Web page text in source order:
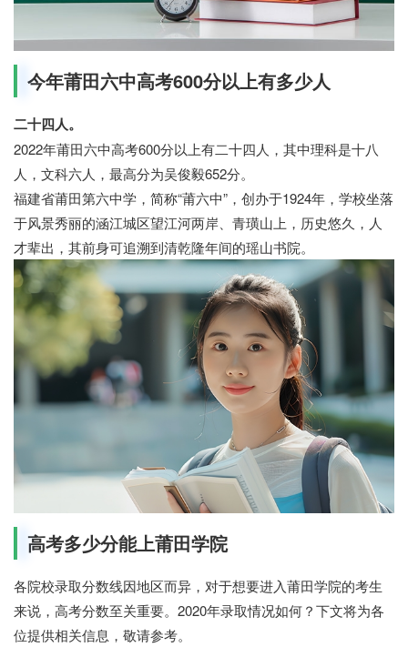
今年莆田六中高考600分以上有多少人
二十四人。
2022年莆田六中高考600分以上有二十四人，其中理科是十八
人，文科六人，最高分为吴俊毅652分。
福建省莆田第六中学，简称“莆六中”，创办于1924年，学校坐落
于风景秀丽的涵江城区望江河两岸、青璜山上，历史悠久，人
才辈出，其前身可追溯到清乾隆年间的瑶山书院。
高考多少分能上莆田学院
各院校录取分数线因地区而异，对于想要进入莆田学院的考生
来说，高考分数至关重要。2020年录取情况如何？下文将为各
位提供相关信息，敬请参考。